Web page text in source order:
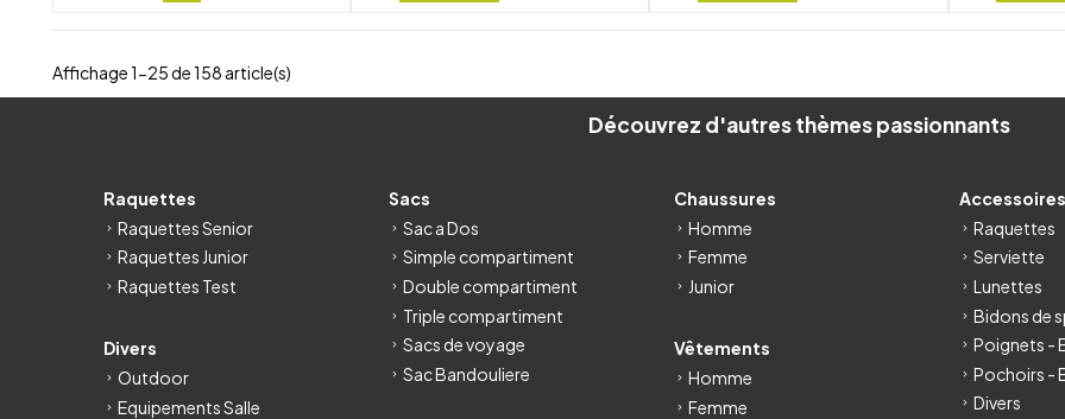
Affichage 1-25 de 158 article(s)
Découvrez d'autres thèmes passionnants
Raquettes
Raquettes Senior
Raquettes Junior
Raquettes Test
Divers
Outdoor
Equipements Salle
Sacs
Sac a Dos
Simple compartiment
Double compartiment
Triple compartiment
Sacs de voyage
Sac Bandouliere
Chaussures
Homme
Femme
Junior
Vêtements
Homme
Femme
Accessoires
Raquettes
Serviette
Lunettes
Bidons de
Poignets -
Pochoirs -
Divers